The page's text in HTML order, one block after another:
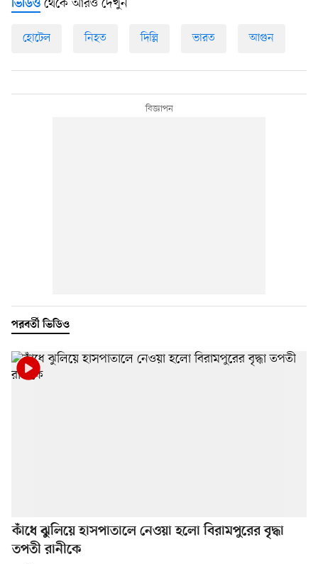
ভিডিও
হোটেল নিহত দিল্লি ভারত আগুন
পরবর্তী ভিডিও
কাঁধে ঝুলিয়ে হাসপাতালে নেওয়া হলো বিরামপুরের বৃদ্ধা
তপতী রানীকে